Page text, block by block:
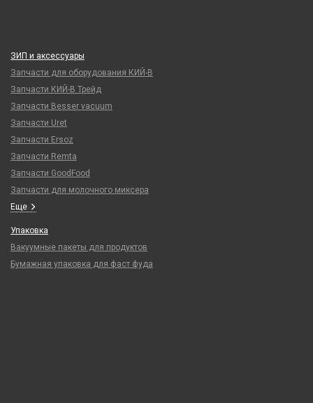
ЗИП и аксессуары
Запчасти для оборудования КИЙ-В
Запчасти КИЙ-В Трейд
Запчасти Besser vacuum
Запчасти Uret
Запчасти Ersoz
Запчасти Remta
Запчасти GoodFood
Запчасти для молочного миксера
Еще
Упаковка
Вакуумные пакеты для продуктов
Бумажная упаковка для фаст фуда